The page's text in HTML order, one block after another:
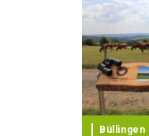
Büllingen